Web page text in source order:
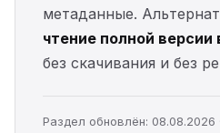
метаданные.
чтение полной версии
без скачивания и без
Раздел обновлён: 08.08.2026